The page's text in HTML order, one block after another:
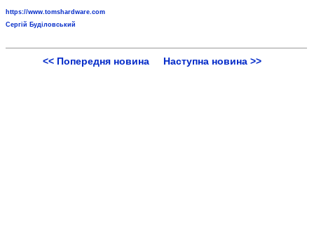
https://www.tomshardware.com
Сергій Буділовський
<< Попередня новина Наступна новина >>